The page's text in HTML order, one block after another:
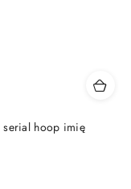
serial hoop imię